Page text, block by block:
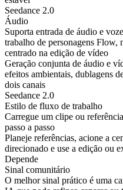
Seedance 2.0
Áudio
Suporta entrada de áudio e
trabalho de personagens Flow,
centrado na edição de vídeo
Geração conjunta de áudio e
efeitos ambientais, dublagens
dois canais
Seedance 2.0
Estilo de fluxo de trabalho
Carregue um clipe ou
passo a passo
Planeje referências, acione a
direcionado e use a edição ou
Depende
Sinal comunitário
O melhor sinal prático é uma